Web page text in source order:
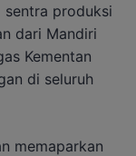
produksi
dari Mandiri
Kementan
di seluruh
memaparkan